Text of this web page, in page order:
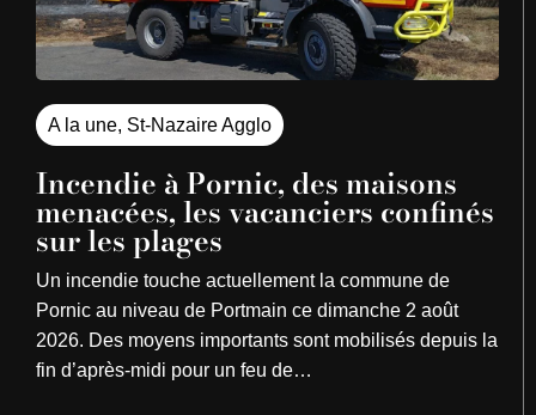
A la une, St-Nazaire Agglo
Incendie à Pornic, des maisons
menacées, les vacanciers confinés
sur les plages
Un incendie touche actuellement la commune de
Pornic au niveau de Portmain ce dimanche 2 août
2026. Des moyens importants sont mobilisés depuis la
fin d’après-midi pour un feu de…